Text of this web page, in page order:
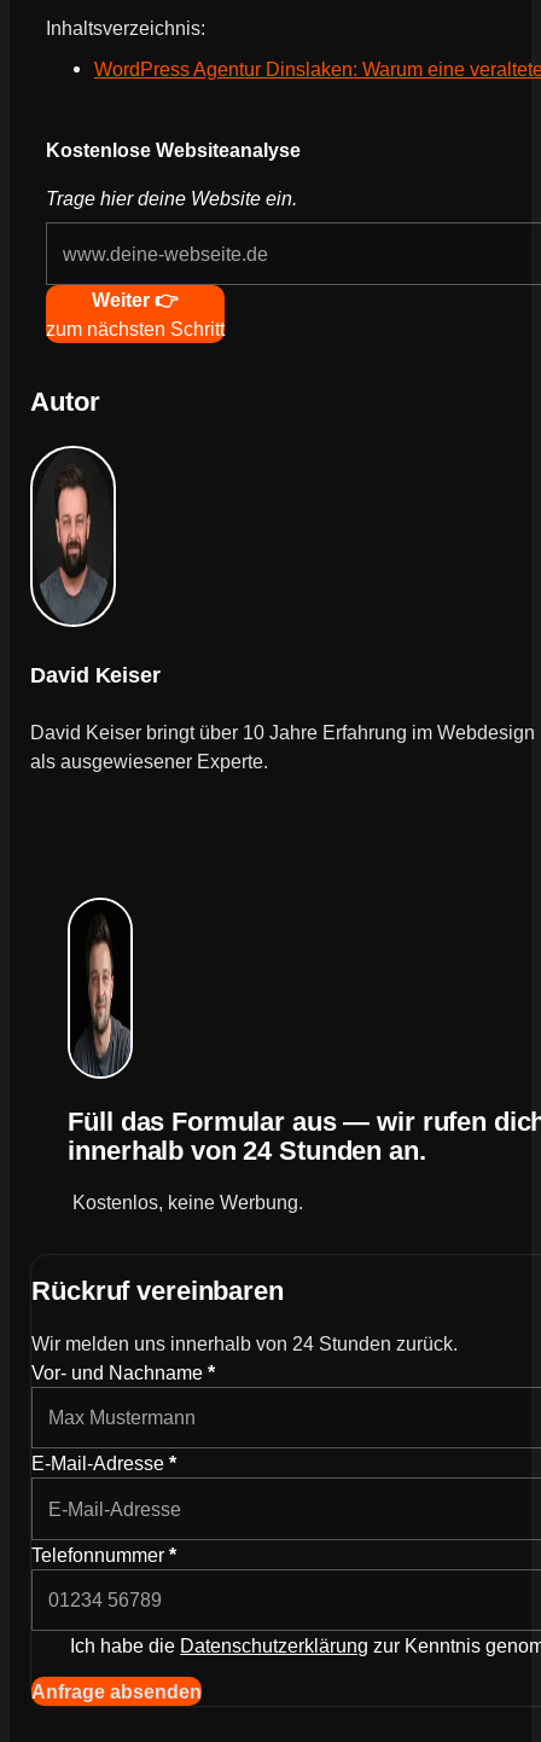
Inhaltsverzeichnis:
WordPress Agentur Dinslaken: Warum eine
Kostenlose Websiteanalyse
Trage hier deine Website ein.
NavigationWeiter 👉
zum nächsten Schritt
Autor
David Keiser
David Keiser bringt über 10 Jahre Erfahrung im
als ausgewiesener Experte.
Rückruf vereinbaren
Wir melden uns innerhalb von 24 Stunden zurück.
Wie können wir dich kontaktieren?
Vor- und Nachname *
E-Mail-Adresse *
Telefonnummer *
Ich habe die Datenschutzerklärung zur Kenntnis
Navigation (Kopie) (Kopieren) (Kopieren)
Anfrage absenden
Füll das Formular aus — wir rufen
innerhalb von 24 Stunden an.
Kostenlos, keine Werbung.